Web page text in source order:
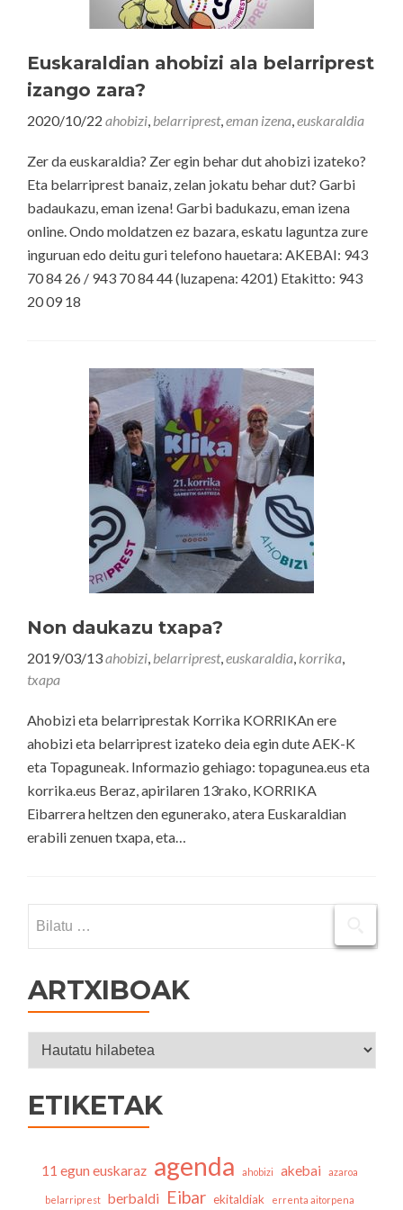
Euskaraldian ahobizi ala belarriprest
izango zara?
2020/10/22 ahobizi, belarriprest,eman izena,euskaraldia
Zer da euskaraldia? Zer egin behar dut ahobizi izateko?
Eta belarriprest banaiz, zelan jokatu behar dut? Garbi
badaukazu, eman izena! Garbi badukazu, eman izena
online. Ondo moldatzen ez bazara, eskatu laguntza zure
inguruan edo deitu guri telefono hauetara: AKEBAI: 943
70 84 26 / 943 70 84 44 (luzapena: 4201) Etakitto: 943
20 09 18
Non daukazu txapa?
2019/03/13ahobizi, belarriprest,euskaraldia, korrika,
txapa
Ahobizi eta belarriprestak Korrika KORRIKAn ere
ahobizi eta belarriprest izateko deia egin dute AEK-K
eta Topaguneak. Informazio gehiago: topagunea.eus eta
korrika.eus Beraz, apirilaren 13rako, KORRIKA
Eibarrera heltzen den egunerako, atera Euskaraldian
erabili zenuen txapa, eta…
ARTXIBOAK
Artxiboak
ETIKETAK
11 egun euskaraz agenda ahobizi akebai azaroa
belarriprest berbaldi Eibar ekitaldiak errenta aitorpena